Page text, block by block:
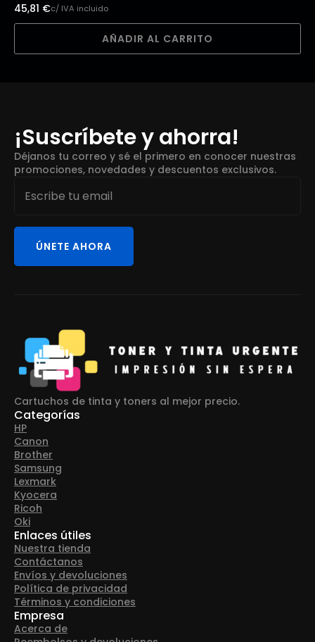
45,81 €c/ IVA incluido
AÑADIR AL CARRITO
¡Suscríbete y ahorra!
Déjanos tu correo y sé el primero en conocer nuestras
promociones, novedades y descuentos exclusivos.
Email
ÚNETE AHORA
Cartuchos de tinta y toners al mejor precio.
Categorías
HP
Canon
Brother
Samsung
Lexmark
Kyocera
Ricoh
Oki
Enlaces útiles
Nuestra tienda
Contáctanos
Envíos y devoluciones
Política de privacidad
Términos y condiciones
Empresa
Acerca de